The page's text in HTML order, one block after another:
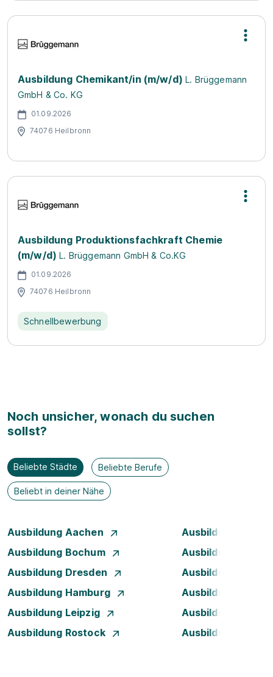
Ausbildung Chemikant/in (m/w/d) L. Brüggemann
GmbH & Co. KG
01.09.2026
74076 Heilbronn
Ausbildung Produktionsfachkraft Chemie
(m/w/d) L. Brüggemann GmbH & Co.KG
01.09.2026
74076 Heilbronn
Schnellbewerbung
Noch unsicher, wonach du suchen
sollst?
Beliebte Städte Beliebte Berufe
Beliebt in deiner Nähe
Ausbildung Aachen
Ausbildung
Ausbildung Bochum
Ausbildung Bonn
Ausbildung Dresden
Ausbildung
Ausbildung Hamburg
Ausbildung
Ausbildung Leipzig
Ausbildung
Ausbildung Rostock
Ausbildung